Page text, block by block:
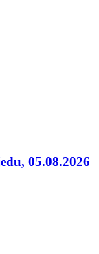
05.08.2026